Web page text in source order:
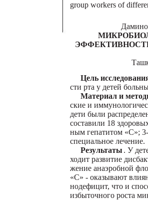
group workers of
Цель
сти рта у детей
Материал и
ские и
дети были
составили 18
ным гепатитом «С»;
специальное лечение.
Результаты . У
ходит развитие
жение анаэробной
«С» - оказывают
нодефицит, что и
избыточного роста